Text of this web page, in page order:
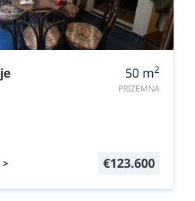
50 m2
PRIZEMNA
€123.600